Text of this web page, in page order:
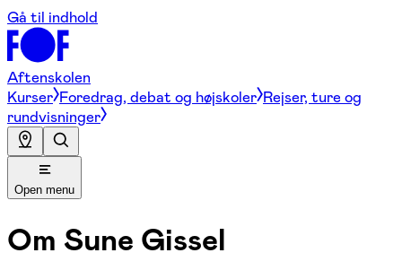
Gå til indhold
Aftenskolen
Kurser Foredrag, debat og højskoler Rejser, ture og
rundvisninger
Open menu
Om Sune Gissel